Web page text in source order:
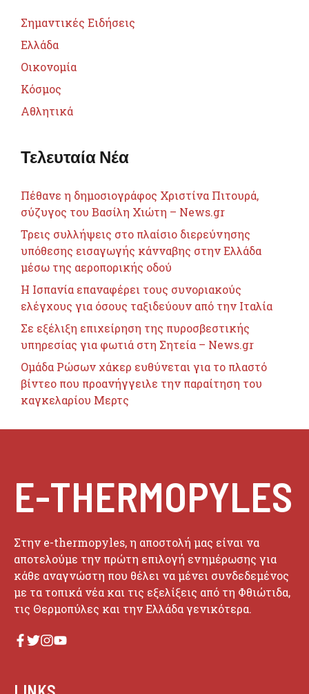
Σημαντικές Ειδήσεις
Ελλάδα
Οικονομία
Κόσμος
Αθλητικά
Τελευταία Νέα
Πέθανε η δημοσιογράφος Χριστίνα Πιτουρά,
σύζυγος του Βασίλη Χιώτη – News.gr
Τρεις συλλήψεις στο πλαίσιο διερεύνησης
υπόθεσης εισαγωγής κάνναβης στην Ελλάδα
μέσω της αεροπορικής οδού
H Ισπανία επαναφέρει τους συνοριακούς
ελέγχους για όσους ταξιδεύουν από την Ιταλία
Σε εξέλιξη επιχείρηση της πυροσβεστικής
υπηρεσίας για φωτιά στη Σητεία – News.gr
Ομάδα Ρώσων χάκερ ευθύνεται για το πλαστό
βίντεο που προανήγγειλε την παραίτηση του
καγκελαρίου Μερτς
E-THERMOPYLES
Στην e-thermopyles, η αποστολή μας είναι να
αποτελούμε την πρώτη επιλογή ενημέρωσης για
κάθε αναγνώστη που θέλει να μένει συνδεδεμένος
με τα τοπικά νέα και τις εξελίξεις από τη Φθιώτιδα,
τις Θερμοπύλες και την Ελλάδα γενικότερα.